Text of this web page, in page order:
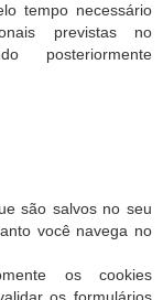
tempo necessário
previstas no
posteriormente
são salvos no seu
você navega no
os cookies